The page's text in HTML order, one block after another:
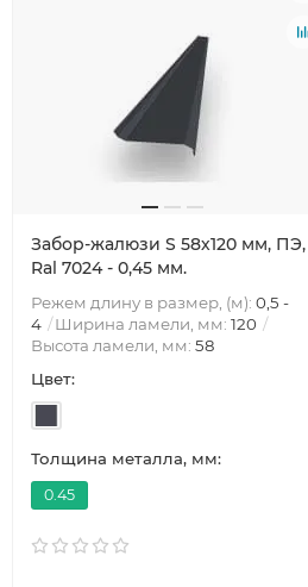
Забор-жалюзи S 58х120 мм, ПЭ,
Ral 7024 - 0,45 мм.
Режем длину в размер, (м): 0,5 -
4
Ширина ламели, мм: 120
Высота ламели, мм: 58
Цвет:
Толщина металла, мм:
0.45